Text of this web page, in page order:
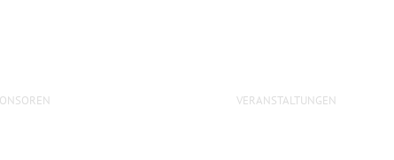
VERANSTALTUNGEN